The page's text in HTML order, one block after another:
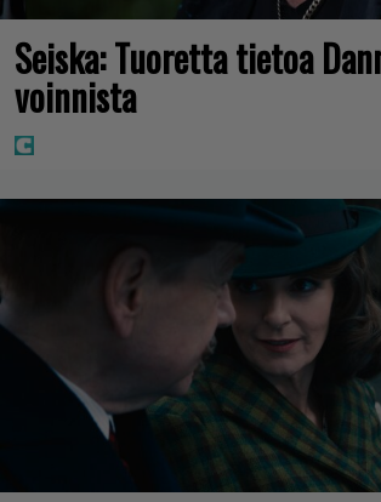
Seiska: Tuoretta tietoa
voinnista